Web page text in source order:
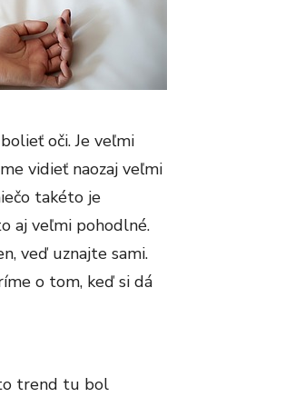
oči. Je veľmi
vidieť naozaj veľmi
takéto je
aj veľmi pohodlné.
veď uznajte sami.
o tom, keď si dá
trend tu bol